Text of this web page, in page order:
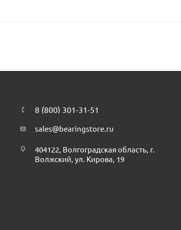
8 (800) 301-31-51
sales@bearingstore.ru
404122, Волгоградская область, г.
Волжский, ул. Кирова, 19